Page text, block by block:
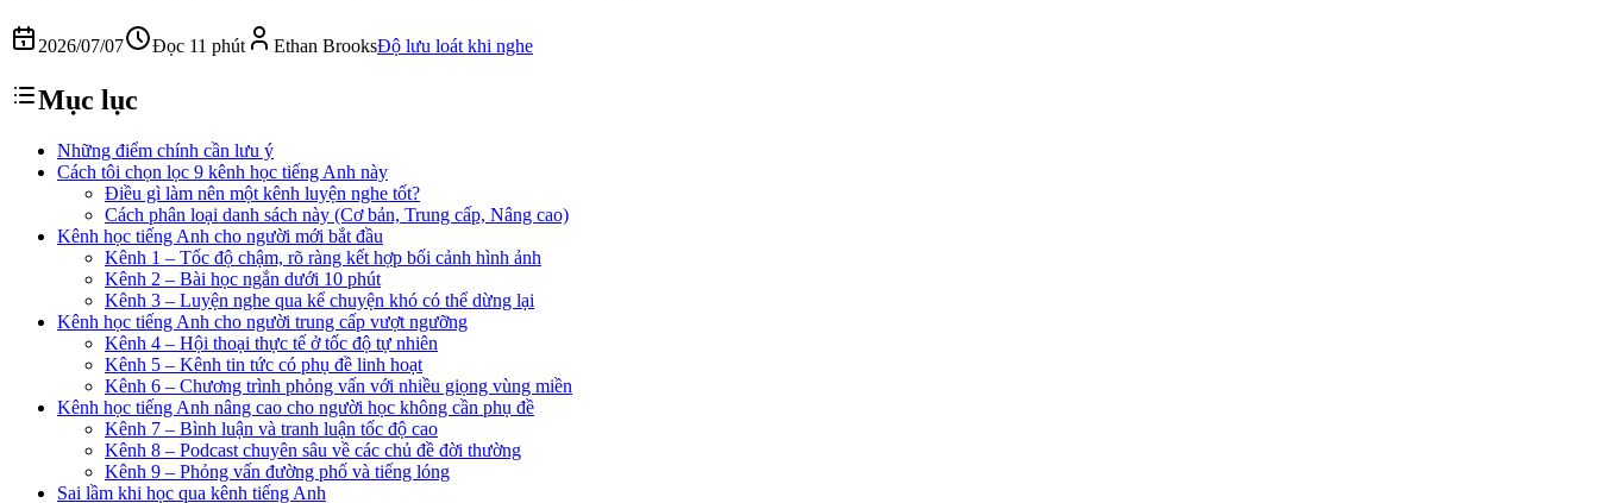
2026/07/07 Đọc 11 phút Ethan BrooksĐộ lưu loát khi nghe
Mục lục
Những điểm chính cần lưu ý
Cách tôi chọn lọc 9 kênh học tiếng Anh này
Điều gì làm nên một kênh luyện nghe tốt?
Cách phân loại danh sách này (Cơ bản, Trung cấp, Nâng cao)
Kênh học tiếng Anh cho người mới bắt đầu
Kênh 1 – Tốc độ chậm, rõ ràng kết hợp bối cảnh hình ảnh
Kênh 2 – Bài học ngắn dưới 10 phút
Kênh 3 – Luyện nghe qua kể chuyện khó có thể dừng lại
Kênh học tiếng Anh cho người trung cấp vượt ngưỡng
Kênh 4 – Hội thoại thực tế ở tốc độ tự nhiên
Kênh 5 – Kênh tin tức có phụ đề linh hoạt
Kênh 6 – Chương trình phỏng vấn với nhiều giọng vùng miền
Kênh học tiếng Anh nâng cao cho người học không cần phụ đề
Kênh 7 – Bình luận và tranh luận tốc độ cao
Kênh 8 – Podcast chuyên sâu về các chủ đề đời thường
Kênh 9 – Phỏng vấn đường phố và tiếng lóng
Sai lầm khi học qua kênh tiếng Anh